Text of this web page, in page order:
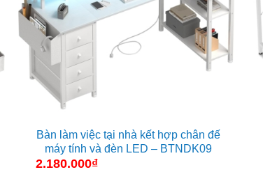
Bàn làm việc tại nhà kết hợp chân đế
máy tính và đèn LED – BTNDK09
2.180.000₫